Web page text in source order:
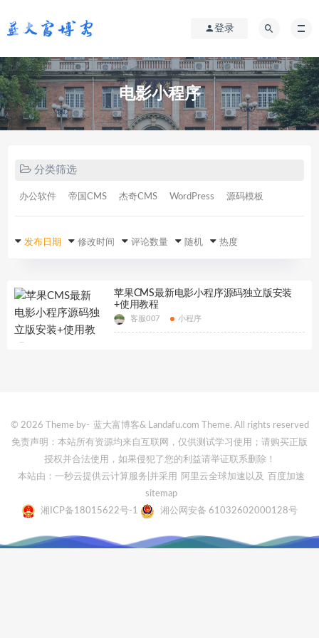
登录
电影小程序
分类筛选
办公软件 帝国CMS 杰奇CMS WordPress 源码模板
发布日期 修改时间 评论数量 随机 热度
苹果CMS最新电影小程序源码独立版安装
+使用教程
客服007 小程序
© 2026 Theme by- 蓝大富博客& Landafu.com Theme. All rights reserved
免责声明：本站所有资源均来自互联网，仅供测试学习使用；请购买正版
授权并合法使用，如果侵犯了您的利益请举证联系删除！
本站由：一秒云提供云计算服务 |并采用 阿里云全球加速 以及
百度加速
sitemap
湘ICP备18015622号-1
湘公网安备 61032602000128号